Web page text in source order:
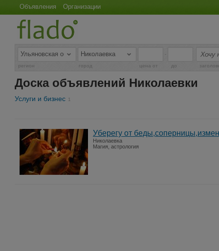
Объявления Организации
-
регион город цена от до
Доска объявлений Николаевки
Услуги и бизнес 1
Уберегу от
Николаевка
Магия, астрология